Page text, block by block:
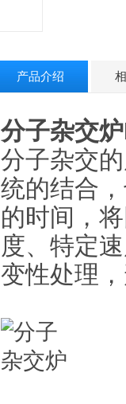
产品介绍
分子杂交炉
分子杂交
统的结合
的时间，
度、特定
变性处理